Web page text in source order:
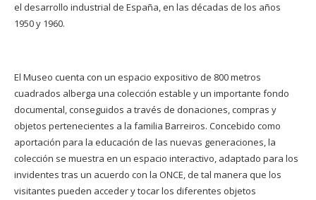
el desarrollo industrial de España, en las décadas de los años
1950 y 1960.
El Museo cuenta con un espacio expositivo de 800 metros
cuadrados alberga una colección estable y un importante fondo
documental, conseguidos a través de donaciones, compras y
objetos pertenecientes a la familia Barreiros. Concebido como
aportación para la educación de las nuevas generaciones, la
colección se muestra en un espacio interactivo, adaptado para los
invidentes tras un acuerdo con la ONCE, de tal manera que los
visitantes pueden acceder y tocar los diferentes objetos